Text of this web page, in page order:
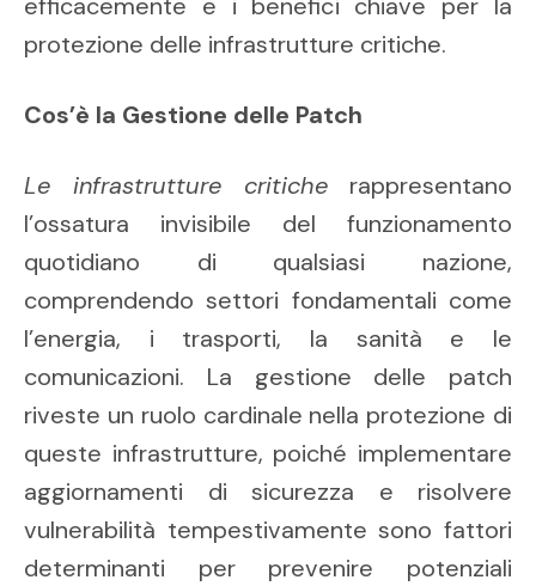
efficacemente e i benefici chiave per la
protezione delle infrastrutture critiche.
Cos’è la Gestione delle Patch
Le infrastrutture critiche rappresentano
l’ossatura invisibile del funzionamento
quotidiano di qualsiasi nazione,
comprendendo settori fondamentali come
l’energia, i trasporti, la sanità e le
comunicazioni. La gestione delle patch
riveste un ruolo cardinale nella protezione di
queste infrastrutture, poiché implementare
aggiornamenti di sicurezza e risolvere
vulnerabilità tempestivamente sono fattori
determinanti per prevenire potenziali